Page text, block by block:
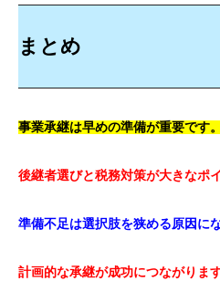
まとめ
事業承継は早めの準備が重要です。
後継者選びと税務対策が大きなポ
準備不足は選択肢を狭める原因に
計画的な承継が成功につながります